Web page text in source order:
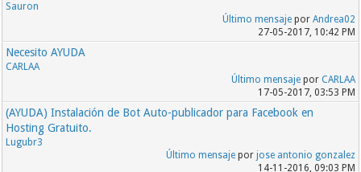
Sauron
Último mensajepor Andrea02
27-05-2017, 10:42 PM
Necesito AYUDA
CARLAA
Último mensajepor CARLAA
17-05-2017, 03:53 PM
(AYUDA) Instalación de Bot Auto-publicador para Facebook en
Hosting Gratuito.
Lugubr3
Último mensajepor jose antonio gonzalez
14-11-2016, 09:03 PM